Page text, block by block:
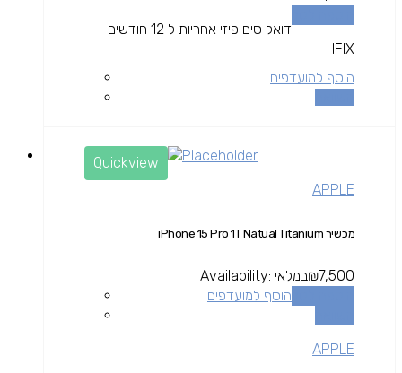
דואל סים פיזי אחריות ל 12 חודשים
IFIX
הוסף למועדפים
Quickview
APPLE
מכשיר iPhone 15 Pro 1T Natual Titanium
₪7,500
Availability: במלאי
הוסף למועדפים
APPLE